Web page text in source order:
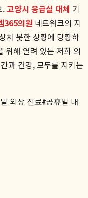
.고양시 응급실 대체 기
365의원 네트워크의 지
치 못한 상황에 당황하
위해 열려 있는 저희 의
과 건강, 모두를 지키는
외상 진료#공휴일 내